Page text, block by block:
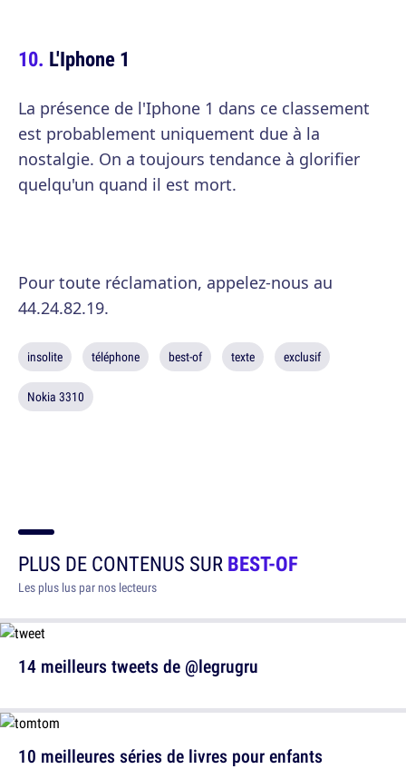
L'Iphone 1
La présence de l'Iphone 1 dans ce classement
est probablement uniquement due à la
nostalgie. On a toujours tendance à glorifier
quelqu'un quand il est mort.
Pour toute réclamation, appelez-nous au
44.24.82.19.
insolite téléphone best-of texte exclusif
Nokia 3310
PLUS DE CONTENUS SURBEST-OF
Les plus lus par nos lecteurs
14 meilleurs tweets de @legrugru
10 meilleures séries de livres pour enfants